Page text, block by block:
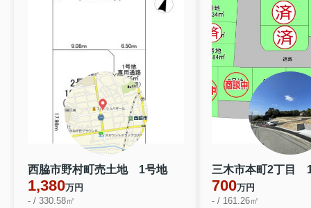
西脇市野村町売土地 1号地
1,380万円
- / 330.58㎡
三木市本町2丁目
700万円
- / 161.26㎡